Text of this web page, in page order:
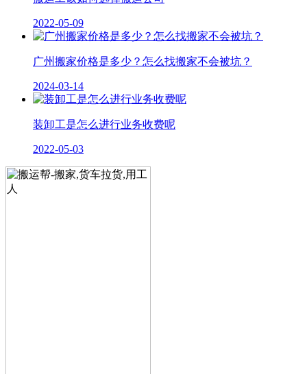
2022-05-09
广州搬家价格是多少？怎么找搬家不会被坑？
2024-03-14
装卸工是怎么进行业务收费呢
2022-05-03